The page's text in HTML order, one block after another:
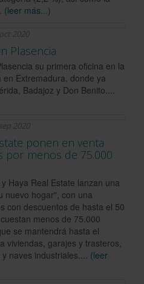
(leer más...)
2020
Plasencia
su primera oficina en la
Extremadura, donde ya
Badajoz y Don Benito....
2020
ponen en venta
por menos de 75.000
Haya Real Estate lanzan una
nuevo hogar", con una
con descuentos de hasta el 50
menos de 75.000
se mantendrá hasta el
viviendas, garajes y trasteros,
naves industriales.... (leer